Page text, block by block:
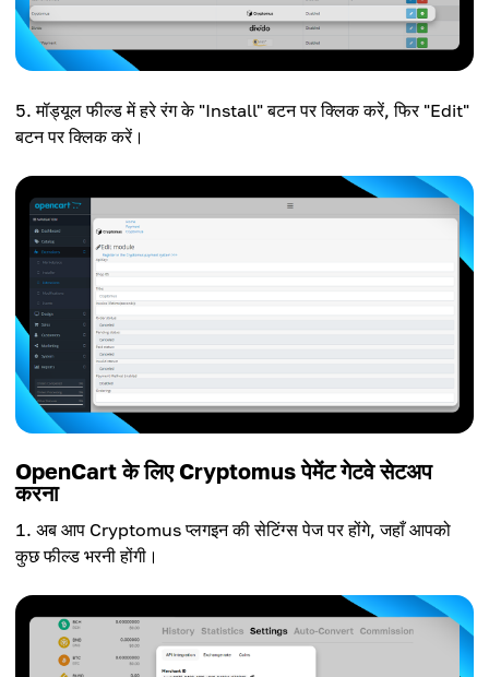
मॉड्यूल फील्ड में हरे रंग के "Install" बटन पर क्लिक करें, फिर "Edit"
बटन पर क्लिक करें।
OpenCart के लिए Cryptomus पेमेंट गेटवे सेटअप
करना
अब आप Cryptomus प्लगइन की सेटिंग्स पेज पर होंगे, जहाँ आपको
कुछ फील्ड भरनी होंगी।